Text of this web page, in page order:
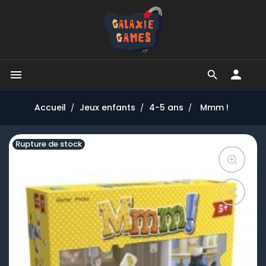


Accueil Jeux enfants 4-5 ans Mmm !
Rupture de stock